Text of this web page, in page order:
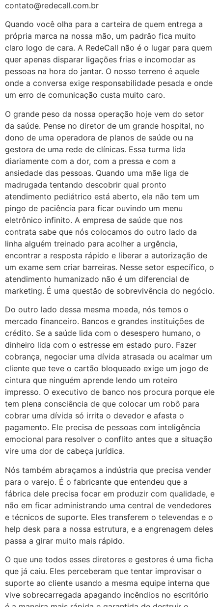
contato@redecall.com.br
Quando você olha para a carteira de quem entrega a
própria marca na nossa mão, um padrão fica muito
claro logo de cara. A RedeCall não é o lugar para quem
quer apenas disparar ligações frias e incomodar as
pessoas na hora do jantar. O nosso terreno é aquele
onde a conversa exige responsabilidade pesada e onde
um erro de comunicação custa muito caro.
O grande peso da nossa operação hoje vem do setor
da saúde. Pense no diretor de um grande hospital, no
dono de uma operadora de planos de saúde ou na
gestora de uma rede de clínicas. Essa turma lida
diariamente com a dor, com a pressa e com a
ansiedade das pessoas. Quando uma mãe liga de
madrugada tentando descobrir qual pronto
atendimento pediátrico está aberto, ela não tem um
pingo de paciência para ficar ouvindo um menu
eletrônico infinito. A empresa de saúde que nos
contrata sabe que nós colocamos do outro lado da
linha alguém treinado para acolher a urgência,
encontrar a resposta rápido e liberar a autorização de
um exame sem criar barreiras. Nesse setor específico, o
atendimento humanizado não é um diferencial de
marketing. É uma questão de sobrevivência do negócio.
Do outro lado dessa mesma moeda, nós temos o
mercado financeiro. Bancos e grandes instituições de
crédito. Se a saúde lida com o desespero humano, o
dinheiro lida com o estresse em estado puro. Fazer
cobrança, negociar uma dívida atrasada ou acalmar um
cliente que teve o cartão bloqueado exige um jogo de
cintura que ninguém aprende lendo um roteiro
impresso. O executivo de banco nos procura porque ele
tem plena consciência de que colocar um robô para
cobrar uma dívida só irrita o devedor e afasta o
pagamento. Ele precisa de pessoas com inteligência
emocional para resolver o conflito antes que a situação
vire uma dor de cabeça jurídica.
Nós também abraçamos a indústria que precisa vender
para o varejo. É o fabricante que entendeu que a
fábrica dele precisa focar em produzir com qualidade, e
não em ficar administrando uma central de vendedores
e técnicos de suporte. Eles transferem o televendas e o
help desk para a nossa estrutura, e a engrenagem deles
passa a girar muito mais rápido.
O que une todos esses diretores e gestores é uma ficha
que já caiu. Eles perceberam que tentar improvisar o
suporte ao cliente usando a mesma equipe interna que
vive sobrecarregada apagando incêndios no escritório